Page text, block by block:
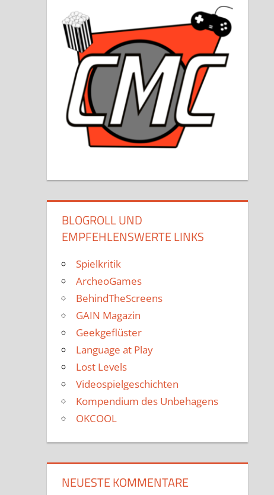
BLOGROLL UND
EMPFEHLENSWERTE LINKS
Spielkritik
ArcheoGames
BehindTheScreens
GAIN Magazin
Geekgeflüster
Language at Play
Lost Levels
Videospielgeschichten
Kompendium des Unbehagens
OKCOOL
NEUESTE KOMMENTARE